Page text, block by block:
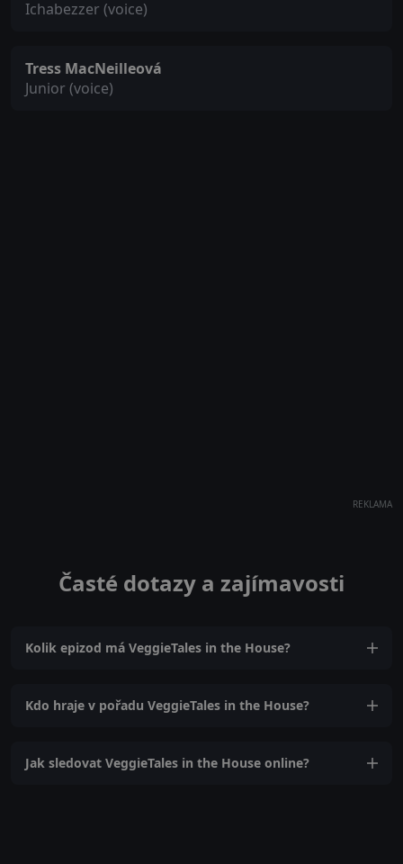
Ichabezzer (voice)
Tress MacNeilleová
Junior (voice)
REKLAMA
Časté dotazy a zajímavosti
Kolik epizod má VeggieTales in the House?
Kdo hraje v pořadu VeggieTales in the House?
Jak sledovat VeggieTales in the House online?